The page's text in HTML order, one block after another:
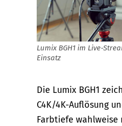
Lumix BGH1 im Live-
Einsatz
Die Lumix BGH1
C4K/4K-Auflösung
Farbtiefe